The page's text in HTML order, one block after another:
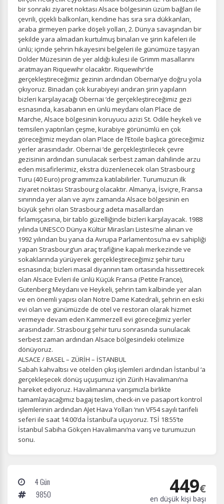
İstatistik Çerezleri
Ziyaretçilerin siteyi nasıl kullandığını anonim olarak
ölçeriz. Hangi sayfaların popüler olduğunu ve
kullanıcıların nerede zorluk yaşadığını anlamamıza
yardımcı olur.
Pazarlama Çerezleri
Size ve ilgi alanlarınıza uygun reklamlar göstermek için
kullanılır. Kapatırsanız reklamları görmeye devam
edersiniz, ancak daha az alakalı olabilirler.
Tercihleri Kaydet
bir sonraki ziyaret noktası Alsace bölgesinin üzüm bağları ile
çevrili, çiçekli balkonları, kendine has sıra sıra dükkanları,
araba girmeyen parke döşeli yolları, 2. Dünya savaşından bir
şekilde yara almadan kurtulmuş binaları ve şirin kafeleri ile
ünlü; içinde şehrin hikayesini belgeleri ile günümüze taşıyan
Dolder Müzesinin de yer aldığı kulesi ile Grimm masallarını
aratmayan Riquewihr olacaktır. Riquewihr‘de
gerçekleştireceğimiz gezinin ardından Obernai’ye doğru yola
çıkıyoruz. Binadan çok kurabiyeyi andıran şirin yapıların
bizleri karşılayacağı Obernai ‘de gerçekleştireceğimiz gezi
esnasında, kasabanın en ünlü meydanı olan Place de
Marche, Alsace bölgesinin koruyucu azizi St. Odile heykeli ve
temsilen yaptırılan çeşme, kurabiye görünümlü en çok
göreceğimiz meydan olan Place de l’Etoile başlıca göreceğimiz
yerler arasındadır. Obernai ‘de gerçekleştirilecek çevre
gezisinin ardından sunulacak serbest zaman dahilinde arzu
eden misafirlerimiz, ekstra düzenlenecek olan Strasbourg
Turu (40 Euro) programımıza katılabilirler. Turumuzun ilk
ziyaret noktası Strasbourg olacaktır. Almanya, İsviçre, Fransa
sınırında yer alan ve aynı zamanda Alsace bölgesinin en
büyük şehri olan Strasbourg adeta masallardan
fırlamışçasına, bir tablo güzelliğinde bizleri karşılayacak. 1988
yılında UNESCO Dünya Kültür Mirasları Listesi‘ne alınan ve
1992 yılından bu yana da Avrupa Parlamentosu‘na ev sahipliği
yapan Strasbourg‘un araç trafiğine kapalı merkezinde ve
sokaklarında yürüyerek gerçekleştireceğimiz şehir turu
esnasında; bizleri masal diyarının tam ortasında hissettirecek
olan Alsace Evleri ile ünlü Küçük Fransa (Petite France),
Gutenberg Meydanı ve Heykeli, şehrin tam kalbinde yer alan
ve en önemli yapısı olan Notre Dame Katedrali, şehrin en eski
evi olan ve günümüzde de otel ve restoran olarak hizmet
vermeye devam eden Kammerzell evi göreceğimiz yerler
arasındadır. Strasbourg şehir turu sonrasında sunulacak
serbest zaman ardından Alsace bölgesindeki otelimize
dönüyoruz.
ALSACE / BASEL – ZÜRİH – İSTANBUL
Sabah kahvaltısı ve otelden çıkış işlemleri ardından İstanbul ‘a
gerçekleşecek dönüş uçuşumuz için Zürih Havalimanı’na
hareket ediyoruz. Havalimanına varışımızla birlikte
tamamlayacağımız bagaj teslim, check-in ve pasaport kontrol
işlemlerinin ardından AJet Hava Yolları ‘nın VF54 sayılı tarifeli
seferi ile saat 14:00’da İstanbul’a uçuyoruz. TSİ 18:55’te
İstanbul Sabiha Gökçen Havalimanı‘na varış ve turumuzun
sonu.
4 Gün
9850
449€
en düşük kişi başı